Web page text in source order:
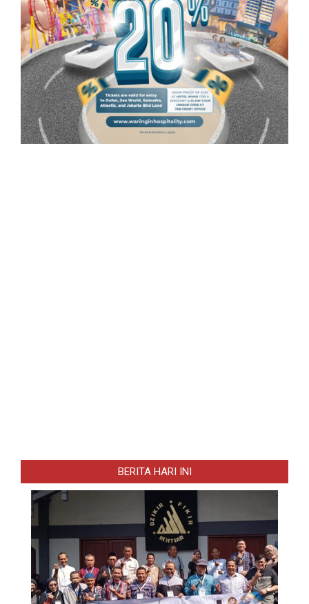
BERITA HARI INI